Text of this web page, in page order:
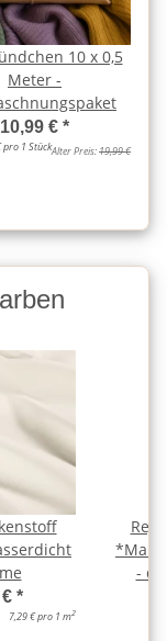
10 x 0,5
Meter -
10,99 € *
pro 1 StückAlter Preis:19,99 €
*
7,29 € pro 1 m2
-